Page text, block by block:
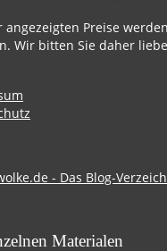
angezeigten Preise
Wir bitten Sie daher
Materialen